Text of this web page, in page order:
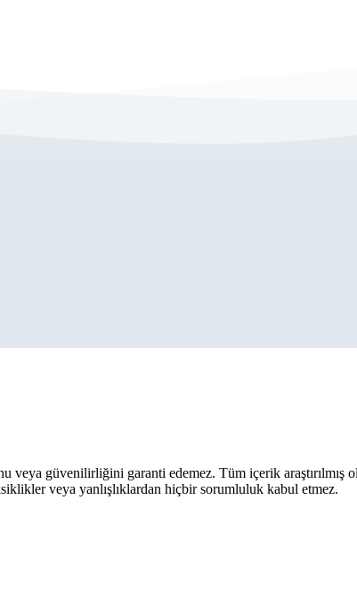
güvenilirliğini garanti edemez. Tüm içerik araştırılmış
veya yanlışlıklardan hiçbir sorumluluk kabul etmez.